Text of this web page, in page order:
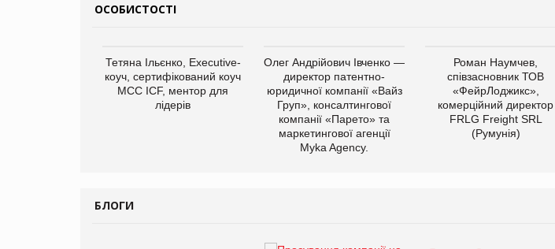
ОСОБИСТОСТІ
Тетяна Ільєнко, Executive-
коуч, сертифікований коуч
МСС ICF, ментор для
лідерів
Олег Андрійович Івченко —
директор патентно-
юридичної компанії «Вайз
Груп», консалтингової
компанії «Парето» та
маркетингової агенції
Myka Agency.
Роман Наумчев,
співзасновник ТОВ
«ФейрЛоджикс»,
комерційний директор
FRLG Freight SRL
(Румунія)
БЛОГИ